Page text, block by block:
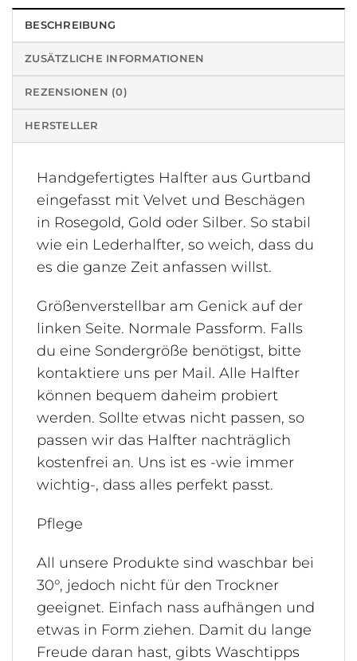
BESCHREIBUNG
ZUSÄTZLICHE INFORMATIONEN
REZENSIONEN (0)
HERSTELLER
Handgefertigtes Halfter aus Gurtband
eingefasst mit Velvet und Beschägen
in Rosegold, Gold oder Silber. So stabil
wie ein Lederhalfter, so weich, dass du
es die ganze Zeit anfassen willst.
Größenverstellbar am Genick auf der
linken Seite. Normale Passform. Falls
du eine Sondergröße benötigst, bitte
kontaktiere uns per Mail. Alle Halfter
können bequem daheim probiert
werden. Sollte etwas nicht passen, so
passen wir das Halfter nachträglich
kostenfrei an. Uns ist es -wie immer
wichtig-, dass alles perfekt passt.
Pflege
All unsere Produkte sind waschbar bei
30°, jedoch nicht für den Trockner
geeignet. Einfach nass aufhängen und
etwas in Form ziehen. Damit du lange
Freude daran hast, gibts Waschtipps